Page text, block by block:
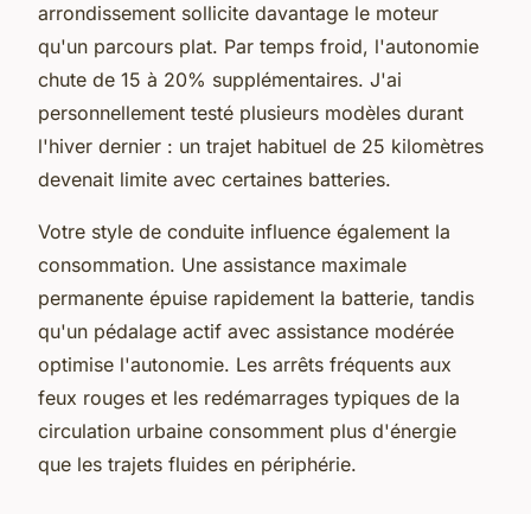
arrondissement sollicite davantage le moteur
qu'un parcours plat. Par temps froid, l'autonomie
chute de 15 à 20% supplémentaires. J'ai
personnellement testé plusieurs modèles durant
l'hiver dernier : un trajet habituel de 25 kilomètres
devenait limite avec certaines batteries.
Votre style de conduite influence également la
consommation. Une assistance maximale
permanente épuise rapidement la batterie, tandis
qu'un pédalage actif avec assistance modérée
optimise l'autonomie. Les arrêts fréquents aux
feux rouges et les redémarrages typiques de la
circulation urbaine consomment plus d'énergie
que les trajets fluides en périphérie.